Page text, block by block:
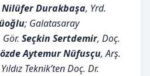
Nilüfer Durakbaşa, Yrd.
; Galatasaray
Seçkin Sertdemir, Doç.
Aytemur Nüfusçu, Arş.
Teknik’ten Doç. Dr.